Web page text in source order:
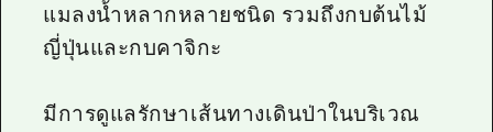
แมลงน้ำหลากหลายชนิด รวมถึงกบต้นไม้
ญี่ปุ่นและกบคาจิกะ
มีการดูแลรักษาเส้นทางเดินป่าในบริเวณ